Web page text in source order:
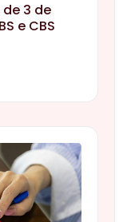
3 de
e CBS